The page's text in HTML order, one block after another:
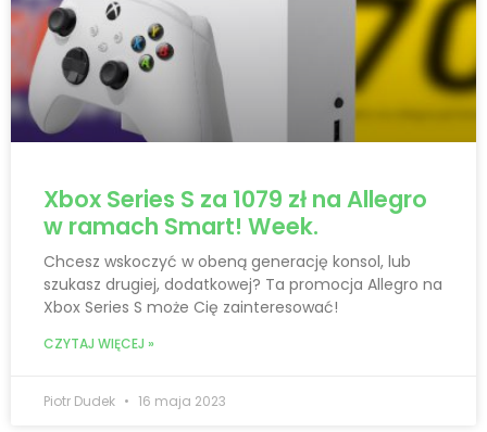
Xbox Series S za 1079 zł na Allegro
w ramach Smart! Week.
Chcesz wskoczyć w obeną generację konsol, lub
szukasz drugiej, dodatkowej? Ta promocja Allegro na
Xbox Series S może Cię zainteresować!
CZYTAJ WIĘCEJ »
Piotr Dudek 16 maja 2023